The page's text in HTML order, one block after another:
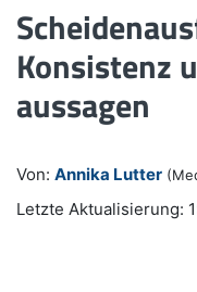
Konsistenz
aussagen
Von: Annika Lutter
Letzte Aktualisierung: